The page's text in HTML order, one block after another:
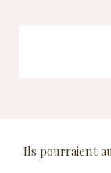
Ils pourraient